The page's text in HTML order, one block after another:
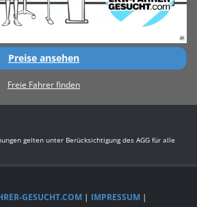
Preise ansehen
Freie Fahrer finden
gelten unter Berücksichtigung des AGG für alle
GESUCHT.COM | IMPRESSUM |